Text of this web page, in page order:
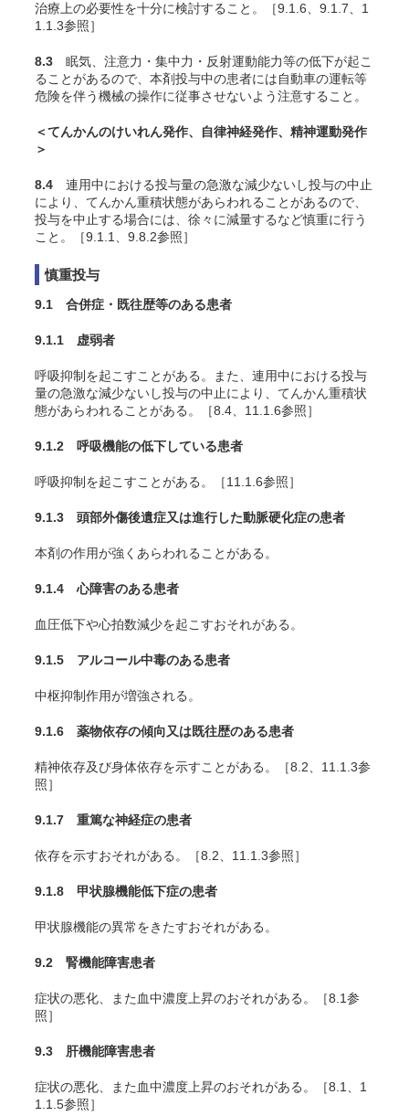
治療上の必要性を十分に検討すること。［9.1.6、9.1.7、1
1.1.3参照］
8.3 眠気、注意力・集中力・反射運動能力等の低下が起こ
ることがあるので、本剤投与中の患者には自動車の運転等
危険を伴う機械の操作に従事させないよう注意すること。
＜てんかんのけいれん発作、自律神経発作、精神運動発作
＞
8.4 連用中における投与量の急激な減少ないし投与の中止
により、てんかん重積状態があらわれることがあるので、
投与を中止する場合には、徐々に減量するなど慎重に行う
こと。［9.1.1、9.8.2参照］
慎重投与
9.1 合併症・既往歴等のある患者
9.1.1 虚弱者
呼吸抑制を起こすことがある。また、連用中における投与
量の急激な減少ないし投与の中止により、てんかん重積状
態があらわれることがある。［8.4、11.1.6参照］
9.1.2 呼吸機能の低下している患者
呼吸抑制を起こすことがある。［11.1.6参照］
9.1.3 頭部外傷後遺症又は進行した動脈硬化症の患者
本剤の作用が強くあらわれることがある。
9.1.4 心障害のある患者
血圧低下や心拍数減少を起こすおそれがある。
9.1.5 アルコール中毒のある患者
中枢抑制作用が増強される。
9.1.6 薬物依存の傾向又は既往歴のある患者
精神依存及び身体依存を示すことがある。［8.2、11.1.3参
照］
9.1.7 重篤な神経症の患者
依存を示すおそれがある。［8.2、11.1.3参照］
9.1.8 甲状腺機能低下症の患者
甲状腺機能の異常をきたすおそれがある。
9.2 腎機能障害患者
症状の悪化、また血中濃度上昇のおそれがある。［8.1参
照］
9.3 肝機能障害患者
症状の悪化、また血中濃度上昇のおそれがある。［8.1、1
1.1.5参照］